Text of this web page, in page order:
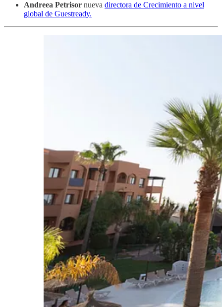
Andreea Petrisor nueva directora de Crecimiento a nivel
global de Guestready.